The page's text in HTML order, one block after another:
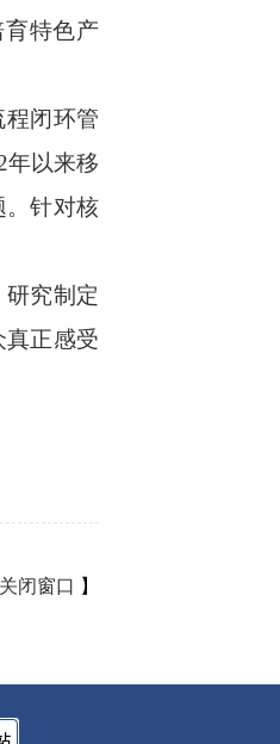
特色产
闭环管
年以来移
。针对核
究制定
正感受
关闭窗口 】